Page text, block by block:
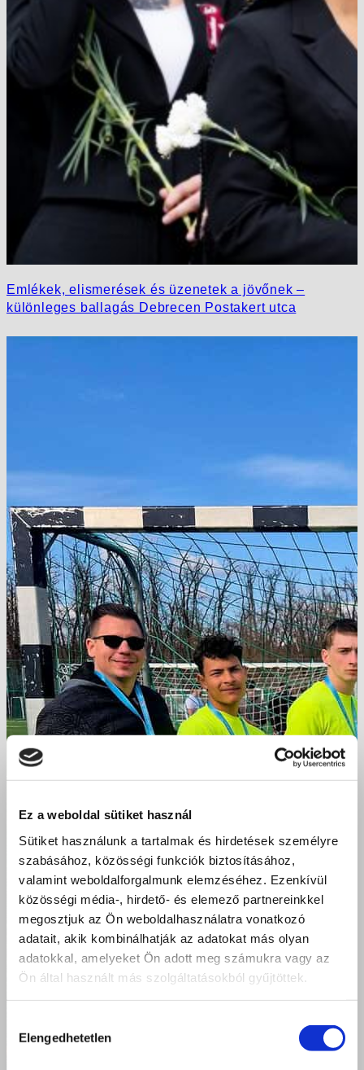
Ez a weboldal sütiket használ
Sütiket használunk a tartalmak és hirdetések személyre
szabásához, közösségi funkciók biztosításához,
valamint weboldalforgalmunk elemzéséhez. Ezenkívül
közösségi média-, hirdető- és elemező partnereinkkel
megosztjuk az Ön weboldalhasználatra vonatkozó
adatait, akik kombinálhatják az adatokat más olyan
adatokkal, amelyeket Ön adott meg számukra vagy az
Ön által használt más szolgáltatásokból gyűjtöttek.
kiválasztása
Elengedhetetlen
Emlékek, elismerések és üzenetek a jövőnek –
különleges ballagás Debrecen Postakert utca